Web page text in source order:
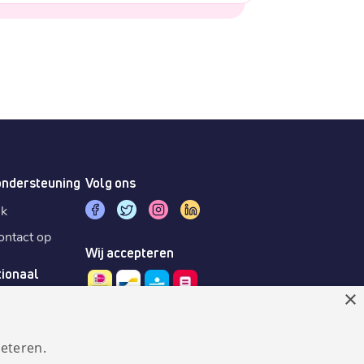
op
Volg ons
Wij accepteren
×